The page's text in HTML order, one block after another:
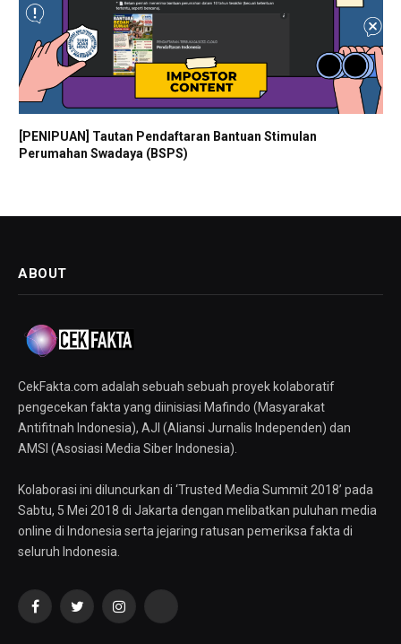
[PENIPUAN] Tautan Pendaftaran Bantuan Stimulan
Perumahan Swadaya (BSPS)
ABOUT
CekFakta.com adalah sebuah sebuah proyek kolaboratif
pengecekan fakta yang diinisiasi Mafindo (Masyarakat
Antifitnah Indonesia), AJI (Aliansi Jurnalis Independen) dan
AMSI (Asosiasi Media Siber Indonesia).
Kolaborasi ini diluncurkan di ‘Trusted Media Summit 2018’ pada
Sabtu, 5 Mei 2018 di Jakarta dengan melibatkan puluhan media
online di Indonesia serta jejaring ratusan pemeriksa fakta di
seluruh Indonesia.
FacebookTwitterInstagramYouTube